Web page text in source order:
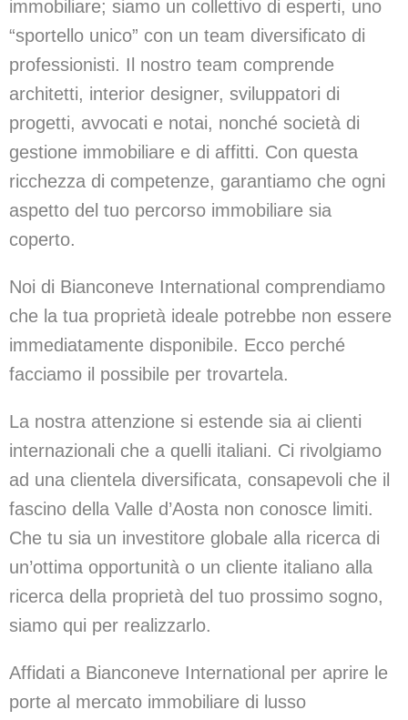
immobiliare; siamo un collettivo di esperti, uno
“sportello unico” con un team diversificato di
professionisti. Il nostro team comprende
architetti, interior designer, sviluppatori di
progetti, avvocati e notai, nonché società di
gestione immobiliare e di affitti. Con questa
ricchezza di competenze, garantiamo che ogni
aspetto del tuo percorso immobiliare sia
coperto.
Noi di Bianconeve International comprendiamo
che la tua proprietà ideale potrebbe non essere
immediatamente disponibile. Ecco perché
facciamo il possibile per trovartela.
La nostra attenzione si estende sia ai clienti
internazionali che a quelli italiani. Ci rivolgiamo
ad una clientela diversificata, consapevoli che il
fascino della Valle d’Aosta non conosce limiti.
Che tu sia un investitore globale alla ricerca di
un’ottima opportunità o un cliente italiano alla
ricerca della proprietà del tuo prossimo sogno,
siamo qui per realizzarlo.
Affidati a Bianconeve International per aprire le
porte al mercato immobiliare di lusso